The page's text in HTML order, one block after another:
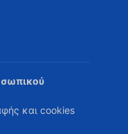
και cookies